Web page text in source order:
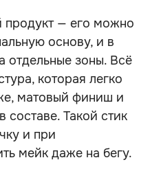
продукт — его можно
основу, и в
отдельные зоны. Всё
которая легко
матовый финиш и
составе. Такой стик
и при
мейк даже на бегу.